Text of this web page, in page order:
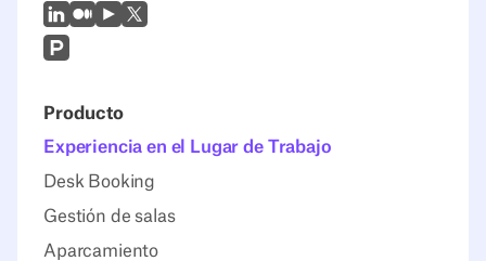
LinkedIn
Mediano
YoutubeX (Twitter)
Prodcut Hunt
Producto
Experiencia en el Lugar de Trabajo
Desk Booking
Gestión de salas
Aparcamiento